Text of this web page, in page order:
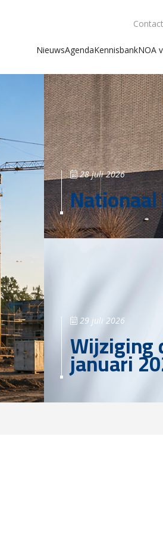
Contact
NieuwsAgendaKennisbankNOA
28 juli 2026
29 juli 2026
Wijziging
januari